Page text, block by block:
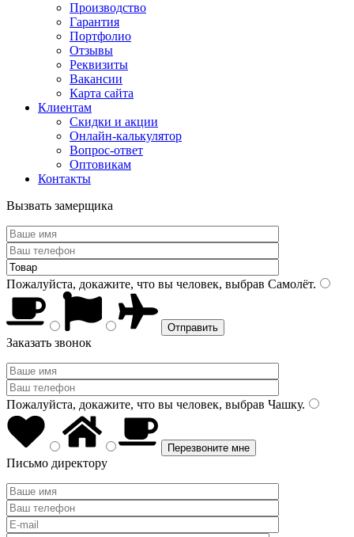
Производство
Гарантия
Портфолио
Отзывы
Реквизиты
Вакансии
Карта сайта
Клиентам
Скидки и акции
Онлайн-калькулятор
Вопрос-ответ
Оптовикам
Контакты
Вызвать замерщика
Пожалуйста, докажите, что вы человек, выбрав Самолёт.
Заказать звонок
Пожалуйста, докажите, что вы человек, выбрав Чашку.
Письмо директору